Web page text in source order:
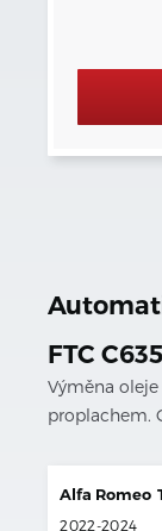
FTC C635
Výměna
proplachem.
Alfa Romeo
2022-2024